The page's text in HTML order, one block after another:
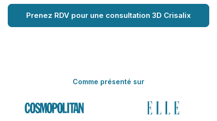
Prenez RDV pour une consultation 3D Crisalix
Comme présenté sur